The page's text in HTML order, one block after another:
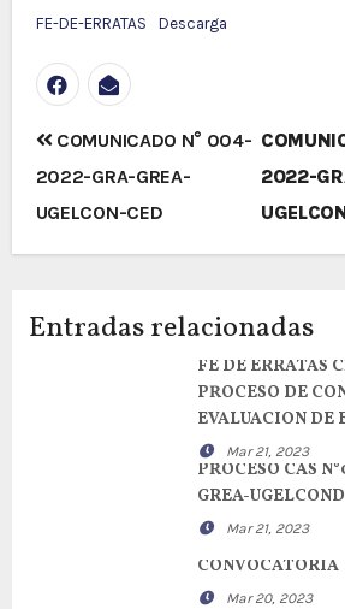
FE-DE-ERRATAS Descarga
Navegación
de
entradas
COMUNICADO N° 004-
2022-GRA-GREA-
UGELCON-CED
2022-
Entradas relacionadas
FE DE ERRATAS
PROCESO DE
EVALUACION DE
Mar 21, 2023
PROCESO CAS
GREA-UGELCOND
Mar 21, 2023
CONVOCATORIA
Mar 20, 2023